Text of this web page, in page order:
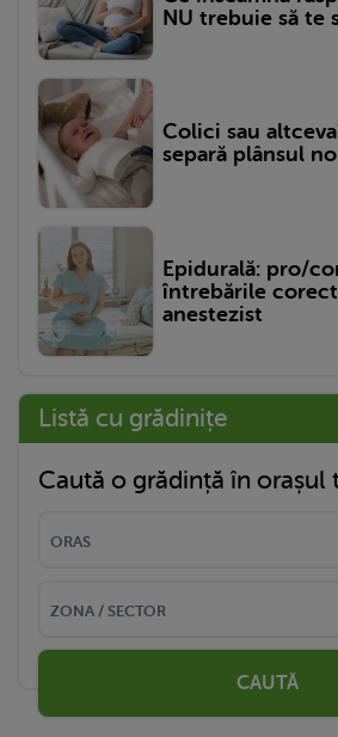
NU trebuie să te
Colici sau
separă plânsul
Epidurală: pro/
întrebările
anestezist
Listă cu grădinițe
Caută o grădință în orașul
CAUTĂ